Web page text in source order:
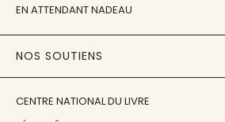
EN ATTENDANT NADEAU
NOS SOUTIENS
CENTRE NATIONAL DU LIVRE